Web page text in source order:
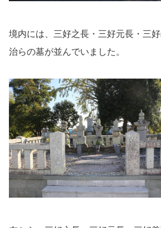
境内には、三好之長・三好元長・三
治らの墓が並んでいました。